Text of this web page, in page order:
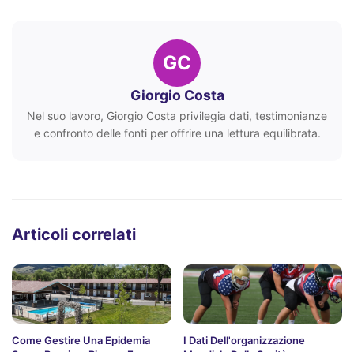
GC
Giorgio Costa
Nel suo lavoro, Giorgio Costa privilegia dati, testimonianze
e confronto delle fonti per offrire una lettura equilibrata.
Articoli correlati
Come Gestire Una Epidemia
I Dati Dell'organizzazione